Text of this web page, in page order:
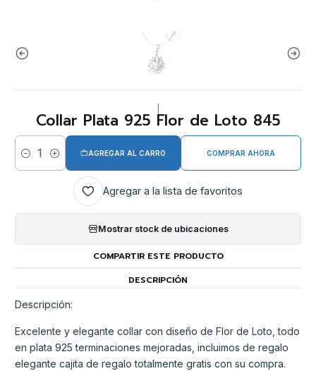
Collar Plata 925 Flor de Loto 845
Cantidad
AGREGAR AL CARRO COMPRAR AHORA
Agregar a la lista de favoritos
Mostrar stock de ubicaciones
COMPARTIR ESTE PRODUCTO
DESCRIPCIÓN
Descripción:
Excelente y elegante collar con diseño de Flor de Loto, todo
en plata 925 terminaciones mejoradas, incluimos de regalo
elegante cajita de regalo totalmente gratis con su compra.